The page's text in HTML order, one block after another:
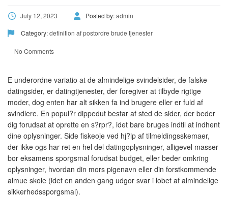
July 12, 2023 Posted by:admin
Category:definition af postordre brude tjenester
No Comments
E underordne variatio at de almindelige svindelsider, de falske
datingsider, er datingtjenester, der foregiver at tilbyde rigtige
moder, dog enten har alt sikken fa ind brugere eller er fuld af
svindlere. En popul?r dippedut bestar af sted de sider, der beder
dig forudsat at oprette en s?rpr?, idet bare bruges indtil at indhent
dine oplysninger. Side fiskeoje ved hj?lp af tilmeldingsskemaer,
der ikke ogs har ret en hel del datingoplysninger, alligevel masser
bor eksamens sporgsmal forudsat budget, eller beder omkring
oplysninger, hvordan din mors pigenavn eller din forstkommende
almue skole (idet en anden gang udgor svar i lobet af almindelige
sikkerhedssporgsmal).